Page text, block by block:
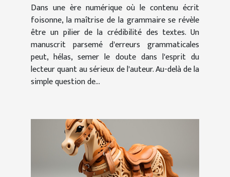
crédibilité d'un texte
Dans une ère numérique où le contenu écrit
foisonne, la maîtrise de la grammaire se révèle
être un pilier de la crédibilité des textes. Un
manuscrit parsemé d'erreurs grammaticales
peut, hélas, semer le doute dans l'esprit du
lecteur quant au sérieux de l'auteur. Au-delà de la
simple question de...